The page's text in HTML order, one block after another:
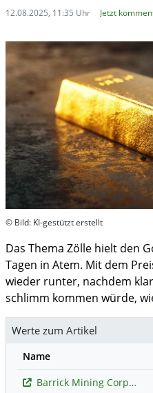
12.08.2025, 11:35 Uhr Jetzt
© Bild: KI-gestützt erstellt
Das Thema Zölle hielt den
Tagen in Atem. Mit dem
wieder runter, nachdem
schlimm kommen würde,
Werte zum Artikel
Name
Barrick Mining Corporation